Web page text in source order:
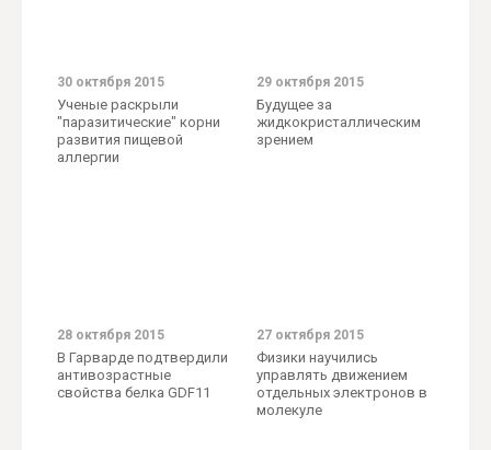
30 октября 2015
Ученые раскрыли
"паразитические" корни
развития пищевой
аллергии
29 октября 2015
Будущее за
жидкокристаллическим
зрением
28 октября 2015
В Гарварде подтвердили
антивозрастные
свойства белка GDF11
27 октября 2015
Физики научились
управлять движением
отдельных электронов в
молекуле